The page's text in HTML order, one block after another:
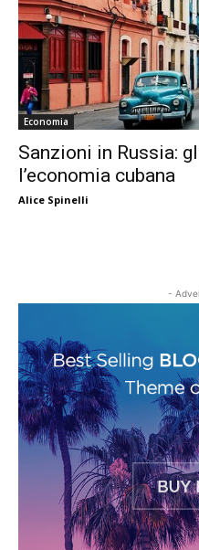
Economia
Sanzioni in Russia:
l’economia cubana
Alice Spinelli
-